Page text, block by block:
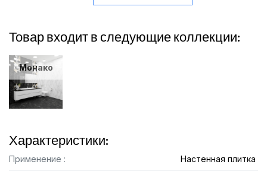
Товар входит в следующие коллекции:
Монако
Характеристики:
Применение : Настенная плитка